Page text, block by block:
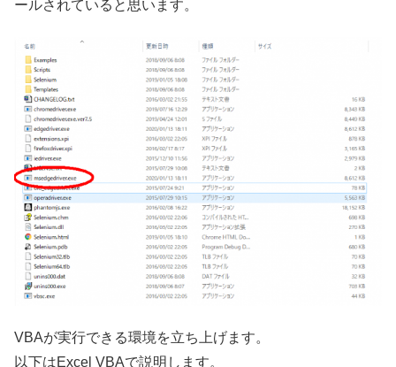
ールされていると思います。
VBAが実行できる環境を立ち上げます。
以下はExcel VBAで説明します。